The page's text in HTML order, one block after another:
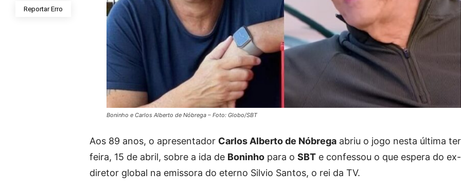
Reportar Erro
Boninho e Carlos Alberto de Nóbrega – Foto: Globo/SBT
Aos 89 anos, o apresentador Carlos Alberto de Nóbrega abriu o jogo nesta última
feira, 15 de abril, sobre a ida de Boninho para o SBT e confessou o que espera do ex-
diretor global na emissora do eterno Silvio Santos, o rei da TV.